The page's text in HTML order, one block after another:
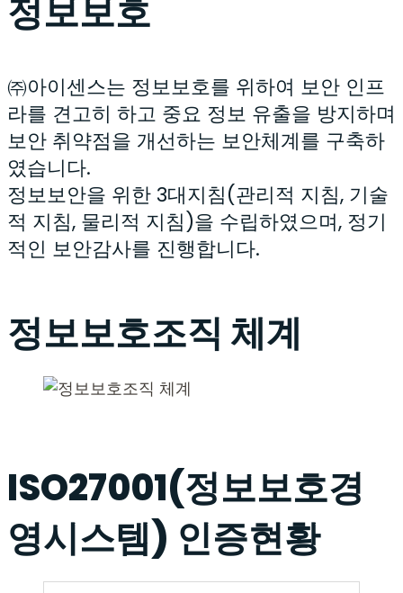
정보보호
㈜아이센스는 정보보호를 위하여 보안 인프
라를 견고히 하고 중요 정보 유출을 방지하며
보안 취약점을 개선하는 보안체계를 구축하
였습니다.
정보보안을 위한 3대지침(관리적 지침, 기술
적 지침, 물리적 지침)을 수립하였으며, 정기
적인 보안감사를 진행합니다.
정보보호조직 체계
ISO27001(정보보호경
영시스템) 인증현황